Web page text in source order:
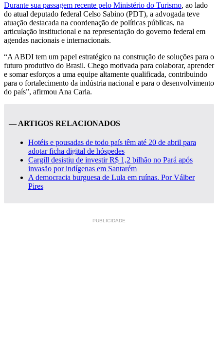
Durante sua passagem recente pelo Ministério do Turismo, ao lado
do atual deputado federal Celso Sabino (PDT), a advogada teve
atuação destacada na coordenação de políticas públicas, na
articulação institucional e na representação do governo federal em
agendas nacionais e internacionais.
“A ABDI tem um papel estratégico na construção de soluções para o
futuro produtivo do Brasil. Chego motivada para colaborar, aprender
e somar esforços a uma equipe altamente qualificada, contribuindo
para o fortalecimento da indústria nacional e para o desenvolvimento
do país”, afirmou Ana Carla.
— ARTIGOS RELACIONADOS
Hotéis e pousadas de todo país têm até 20 de abril para
adotar ficha digital de hóspedes
Cargill desistiu de investir R$ 1,2 bilhão no Pará após
invasão por indígenas em Santarém
A democracia burguesa de Lula em ruínas. Por Válber
Pires
PUBLICIDADE